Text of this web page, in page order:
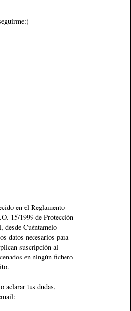
en el Reglamento
15/1999 de Protección
desde Cuéntamelo
datos necesarios para
suscripción al
en ningún fichero
aclarar tus dudas,